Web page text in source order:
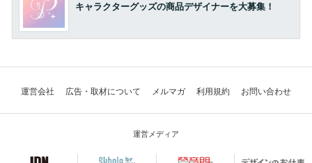
キャラクターグッズの商品デザイナーを大募集！
運営会社 広告・取材について メルマガ 利用規約 お問い合わせ
運営メディア